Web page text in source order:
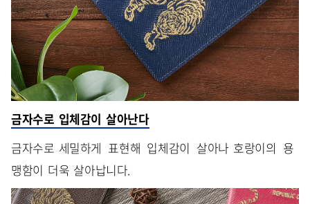
금자수로 입체감이 살아난다
금자수로 세밀하게 표현해 입체감이 살아나 호랑이의 용
맹함이 더욱 살아납니다.